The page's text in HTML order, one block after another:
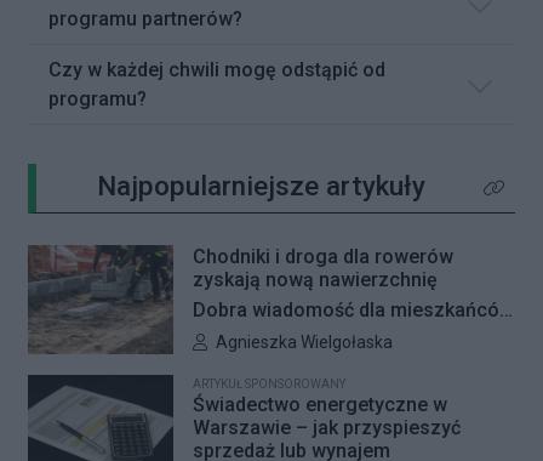
programu partnerów?
Czy w każdej chwili mogę odstąpić od
programu?
Najpopularniejsze artykuły Kliknij
Chodniki i droga dla rowerów
zyskają nową nawierzchnię
Dobra wiadomość dla mieszkańców
Woli i Żoliborza. Zarząd Dróg
remonty infrastruktury dla pieszych
i rowerzystów. Oferty w
przetargach zostały już otwarte, a
Autor artykułu:
Agnieszka Wielgołaska
ARTYKUŁ SPONSOROWANY
Świadectwo energetyczne w
Warszawie – jak przyspieszyć
sprzedaż lub wynajem